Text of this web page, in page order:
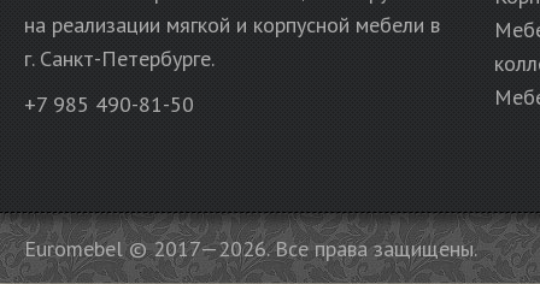
на реализации мягкой и корпусной мебели в
г. Санкт-Петербурге.
+7 985 490-81-50
Euromebel © 2017—2026. Все права защищены.